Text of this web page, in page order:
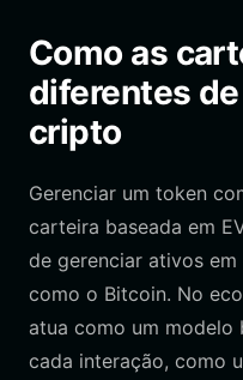
Como as
diferentes
cripto
Gerenciar um token
carteira baseada em
de gerenciar ativos em
como o Bitcoin. No
atua como um modelo
cada interação, como